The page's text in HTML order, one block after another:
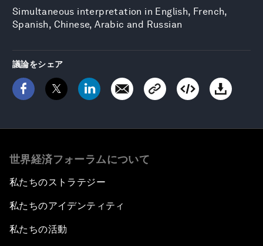
Simultaneous interpretation in English, French,
Spanish, Chinese, Arabic and Russian
議論をシェア
世界経済フォーラムについて
私たちのストラテジー
私たちのアイデンティティ
私たちの活動